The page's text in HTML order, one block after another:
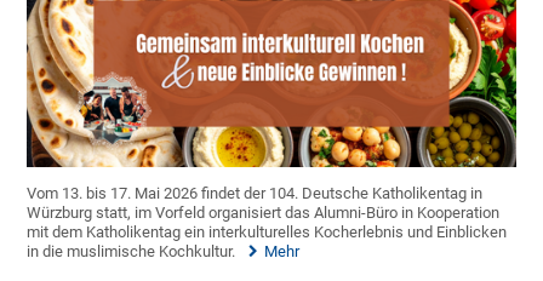
Vom 13. bis 17. Mai 2026 findet der 104. Deutsche Katholikentag in
Würzburg statt, im Vorfeld organisiert das Alumni-Büro in Kooperation
mit dem Katholikentag ein interkulturelles Kocherlebnis und Einblicken
in die muslimische Kochkultur.
Mehr